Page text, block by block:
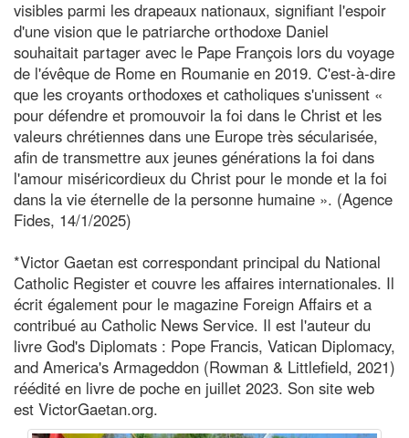
visibles parmi les drapeaux nationaux, signifiant l'espoir
d'une vision que le patriarche orthodoxe Daniel
souhaitait partager avec le Pape François lors du voyage
de l'évêque de Rome en Roumanie en 2019. C'est-à-dire
que les croyants orthodoxes et catholiques s'unissent «
pour défendre et promouvoir la foi dans le Christ et les
valeurs chrétiennes dans une Europe très sécularisée,
afin de transmettre aux jeunes générations la foi dans
l'amour miséricordieux du Christ pour le monde et la foi
dans la vie éternelle de la personne humaine ». (Agence
Fides, 14/1/2025)
*Victor Gaetan est correspondant principal du National
Catholic Register et couvre les affaires internationales. Il
écrit également pour le magazine Foreign Affairs et a
contribué au Catholic News Service. Il est l'auteur du
livre God's Diplomats : Pope Francis, Vatican Diplomacy,
and America's Armageddon (Rowman & Littlefield, 2021)
réédité en livre de poche en juillet 2023. Son site web
est VictorGaetan.org.